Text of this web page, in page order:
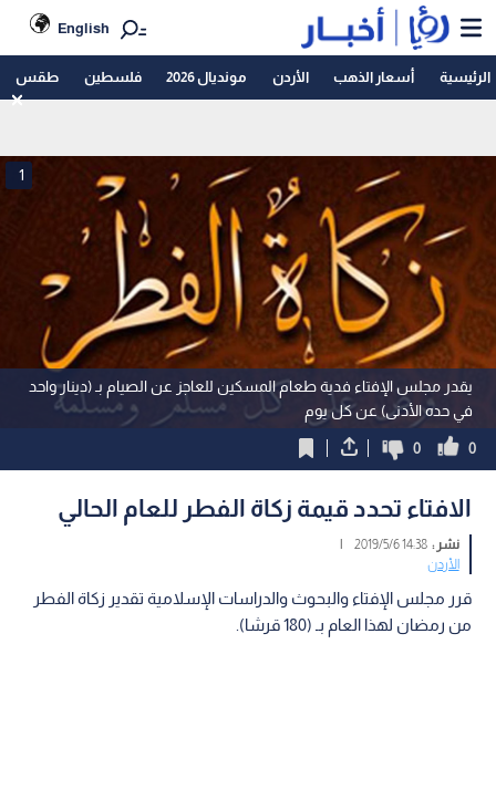
English
الرئيسية أسعار الذهب الأردن مونديال 2026 فلسطين طقس
يقدر مجلس الإفتاء فدية طعام المسكين للعاجز عن الصيام بـ (دينار واحد
في حده الأدنى) عن كل يوم
1
0
0
الافتاء تحدد قيمة زكاة الفطر للعام الحالي
نشر :14:38 2019/5/6
|
الأردن
قرر مجلس الإفتاء والبحوث والدراسات الإسلامية تقدير زكاة الفطر
من رمضان لهذا العام بـ (180 قرشا).